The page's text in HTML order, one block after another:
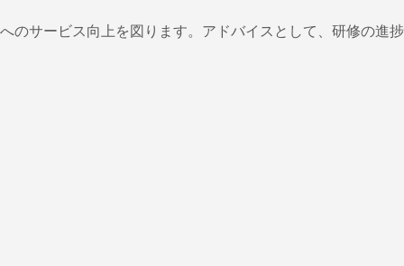
のサービス向上を図ります。アドバイスとして、研修の進捗